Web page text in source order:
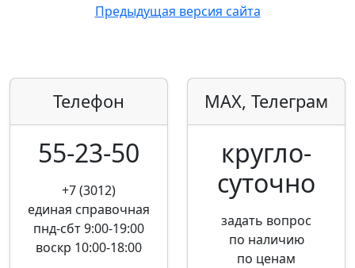
Предыдущая версия сайта
Телефон
55-23-50
+7 (3012)
единая справочная
пнд-сбт 9:00-19:00
воскр 10:00-18:00
MAX, Телеграм
кругло­
суточно
задать вопрос
по наличию
по ценам